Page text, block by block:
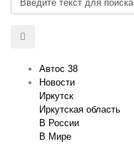
Автос 38
Новости
Иркутск
Иркутская область
В России
В Мире